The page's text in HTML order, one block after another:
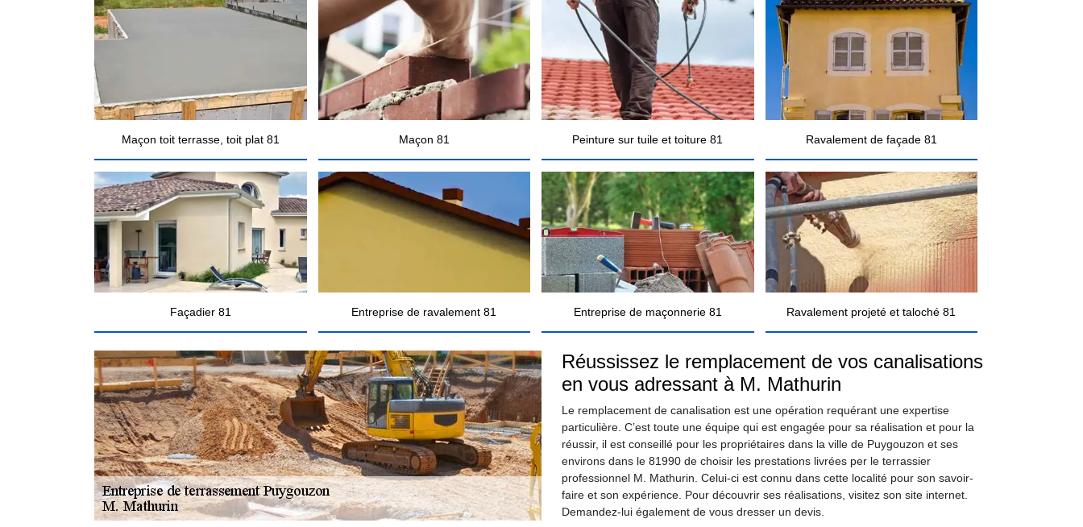
Maçon toit terrasse, toit plat 81 Maçon 81 Peinture sur tuile et toiture 81 Ravalement de façade 81
Façadier 81 Entreprise de ravalement 81 Entreprise de maçonnerie 81 Ravalement projeté et taloché 81
Réussissez le remplacement de vos canalisations
en vous adressant à M. Mathurin
Le remplacement de canalisation est une opération requérant une expertise
particulière. C’est toute une équipe qui est engagée pour sa réalisation et pour la
réussir, il est conseillé pour les propriétaires dans la ville de Puygouzon et ses
environs dans le 81990 de choisir les prestations livrées per le terrassier
professionnel M. Mathurin. Celui-ci est connu dans cette localité pour son savoir-
faire et son expérience. Pour découvrir ses réalisations, visitez son site internet.
Demandez-lui également de vous dresser un devis.